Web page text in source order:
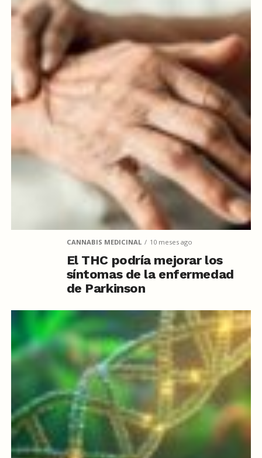
CANNABIS MEDICINAL 10 meses ago
El THC podría mejorar los
síntomas de la enfermedad
de Parkinson